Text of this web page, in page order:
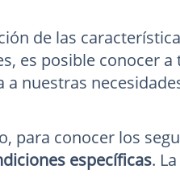
de las
es posible conocer
a nuestras
para conocer los
específicas.